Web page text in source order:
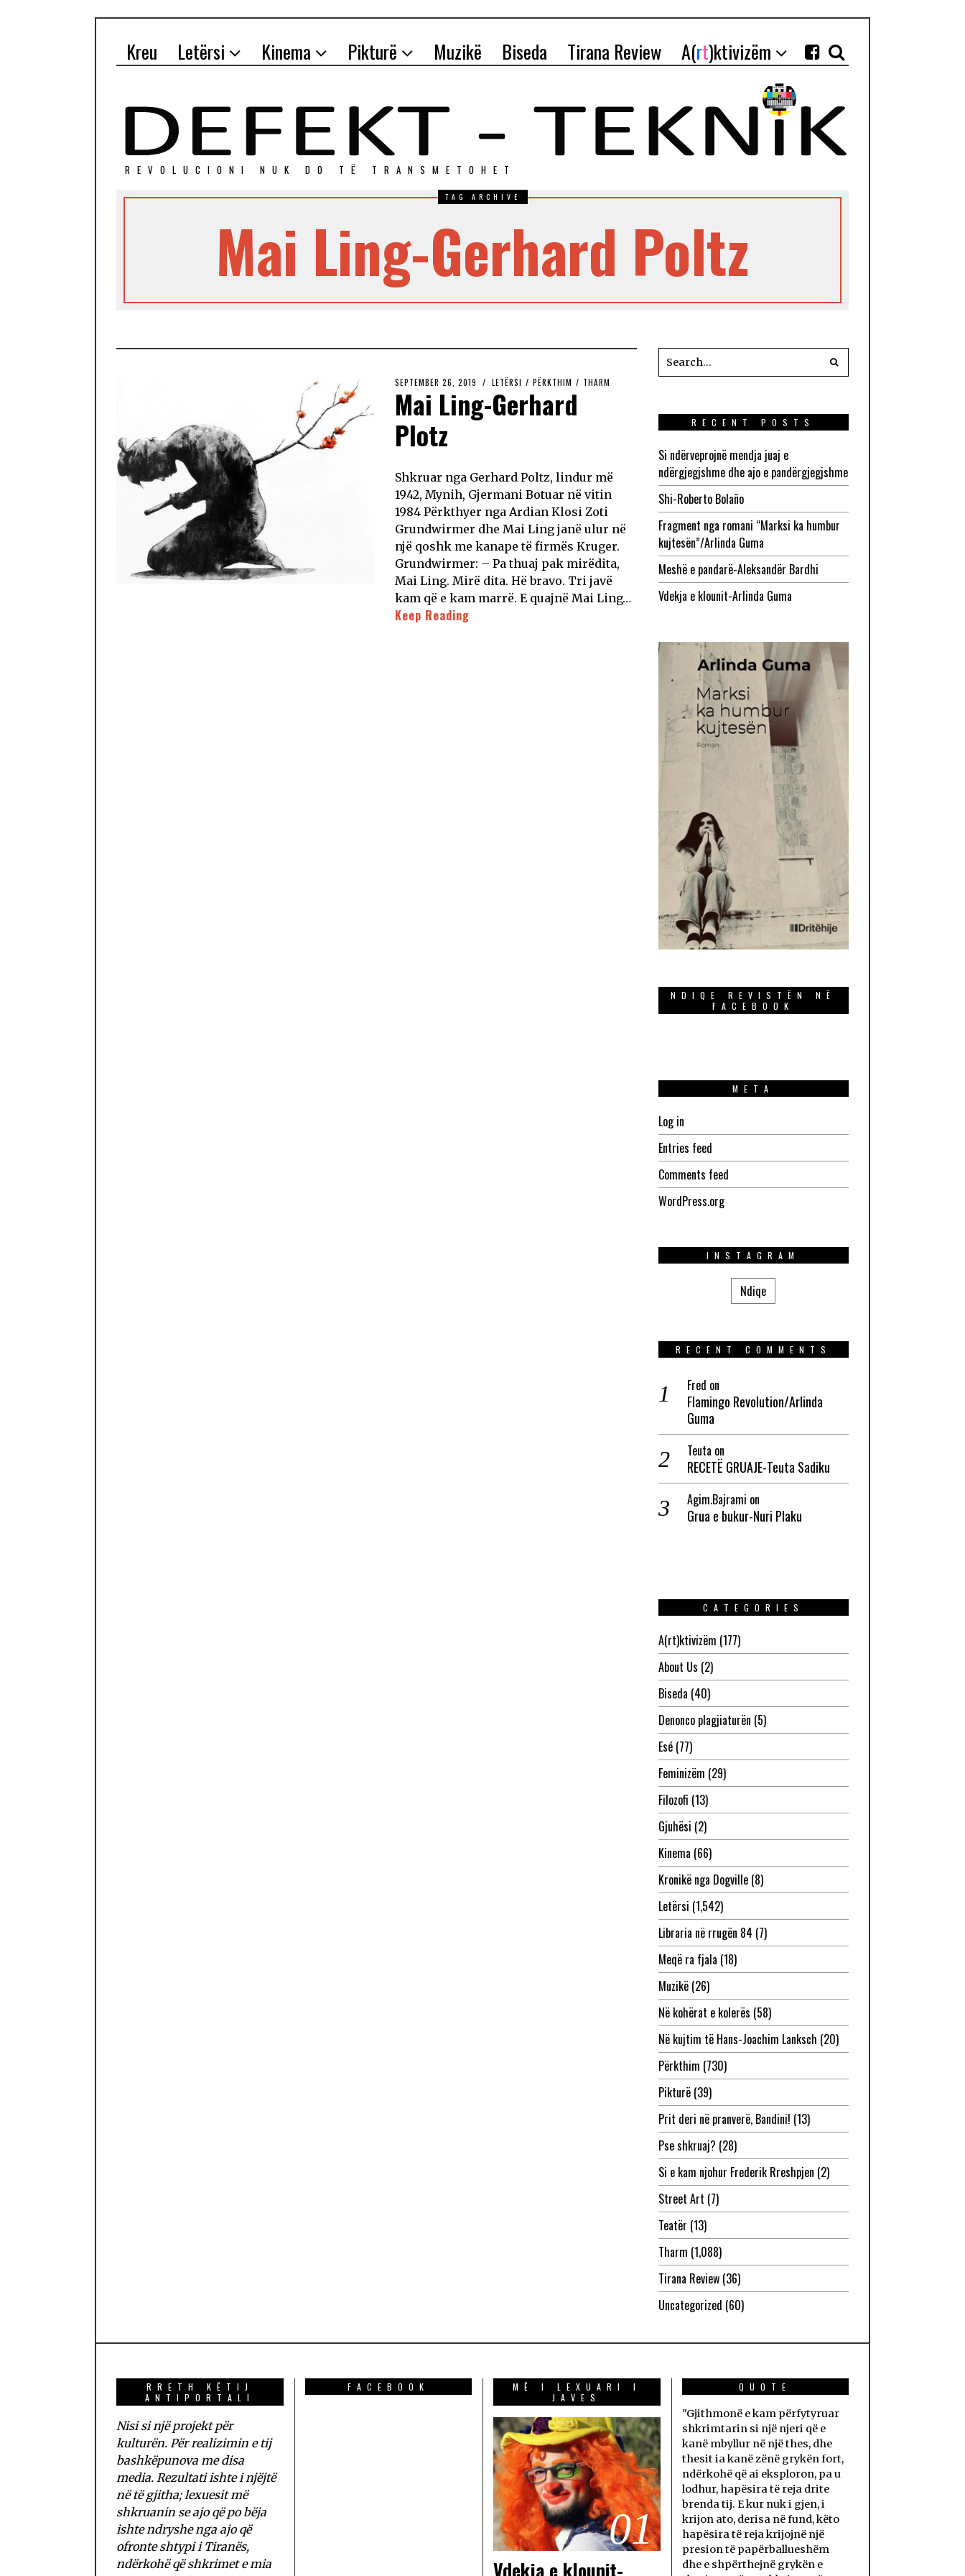
Kreu Letërsi Kinema Pikturë Muzikë Biseda Tirana Review A(rt)ktivizëm
REVOLUCIONI NUK DO TЁ TRANSMETOHET
TAG ARCHIVE
Mai Ling-Gerhard Poltz
SEPTEMBER 26, 2019 LETËRSI / PËRKTHIM / THARM
Mai Ling-Gerhard
Plotz
Shkruar nga Gerhard Poltz, lindur më
1942, Mynih, Gjermani Botuar në vitin
1984 Përkthyer nga Ardian Klosi Zoti
Grundwirmer dhe Mai Ling janë ulur në
një qoshk me kanape të firmës Kruger.
Grundwirmer: – Pa thuaj pak mirëdita,
Mai Ling. Mirë dita. Hë bravo. Tri javë
kam që e kam marrë. E quajnë Mai Ling…
Keep Reading
RECENT POSTS
Si ndërveprojnë mendja juaj e
ndërgjegjshme dhe ajo e pandërgjegjshme
Shi-Roberto Bolaño
Fragment nga romani “Marksi ka humbur
kujtesën”/Arlinda Guma
Meshë e pandarë-Aleksandër Bardhi
Vdekja e klounit-Arlinda Guma
NDIQE REVISTËN NË
FACEBOOK
META
Log in
Entries feed
Comments feed
WordPress.org
INSTAGRAM
Ndiqe
RECENT COMMENTS
Fred on
Flamingo Revolution/Arlinda
Guma
Teuta on
RECETË GRUAJE-Teuta Sadiku
Agim.Bajrami on
Grua e bukur-Nuri Plaku
CATEGORIES
A(rt)ktivizëm (177)
About Us (2)
Biseda (40)
Denonco plagjiaturën (5)
Esé(77)
Feminizëm (29)
Filozofi (13)
Gjuhësi (2)
Kinema (66)
Kronikë nga Dogville(8)
Letërsi (1,542)
Libraria në rrugën 84 (7)
Meqë ra fjala (18)
Muzikë(26)
Në kohërat e kolerës (58)
Në kujtim të Hans-Joachim Lanksch (20)
Përkthim (730)
Pikturë(39)
Prit deri në pranverë, Bandini! (13)
Pse shkruaj? (28)
Si e kam njohur Frederik Rreshpjen (2)
Street Art (7)
Teatër (13)
Tharm (1,088)
Tirana Review(36)
Uncategorized (60)
RRETH KËTIJ
ANTIPORTALI
Nisi si një projekt për
kulturën. Për realizimin e tij
bashkëpunova me disa
media. Rezultati ishte i njëjtë
në të gjitha; lexuesit më
shkruanin se ajo që po bëja
ishte ndryshe nga ajo që
ofronte shtypi i Tiranës,
ndërkohë që shkrimet e mia
FACEBOOK
MË I LEXUARI I
JAVES
01
Vdekja e klounit-
QUOTE
"Gjithmonë e kam përfytyruar
shkrimtarin si një njeri që e
kanë mbyllur në një thes, dhe
thesit ia kanë zënë grykën fort,
ndërkohë që ai eksploron, pa u
lodhur, hapësira të reja drite
brenda tij. E kur nuk i gjen, i
krijon ato, derisa në fund, këto
hapësira të reja krijojnë një
presion të papërballueshëm
dhe e shpërthejnë grykën e